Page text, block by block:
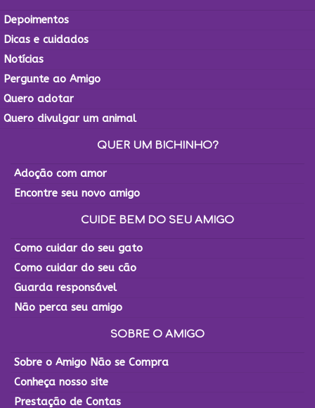
Depoimentos
Dicas e cuidados
Notícias
Pergunte ao Amigo
Quero adotar
Quero divulgar um animal
QUER UM BICHINHO?
Adoção com amor
Encontre seu novo amigo
CUIDE BEM DO SEU AMIGO
Como cuidar do seu gato
Como cuidar do seu cão
Guarda responsável
Não perca seu amigo
SOBRE O AMIGO
Sobre o Amigo Não se Compra
Conheça nosso site
Prestação de Contas